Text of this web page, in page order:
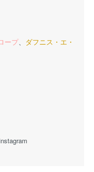
ープ、 ダフニス・エ・